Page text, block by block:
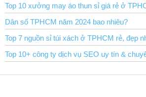
Top 10 xưởng may áo thun sỉ giá rẻ ở
Dân số TPHCM năm 2024 bao nhiêu?
Top 7 nguồn sỉ túi xách ở TPHCM rẻ, đẹp
Top 10+ công ty dịch vụ SEO uy tín &